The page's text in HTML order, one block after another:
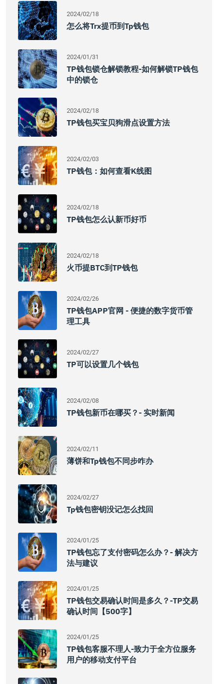
2024/02/18
怎么将trx提币到tp钱包
2024/01/31
TP钱包锁仓解锁教程-如何解锁TP钱包
中的锁仓
2024/02/18
TP钱包买宝贝狗滑点设置方法
2024/02/03
TP钱包：如何查看K线图
2024/02/18
TP钱包怎么认新币好币
2024/02/18
火币提BTC到TP钱包
2024/02/26
TP钱包APP官网 - 便捷的数字货币管
理工具
2024/02/27
TP可以设置几个钱包
2024/02/08
TP钱包新币在哪买？- 实时新闻
2024/02/11
薄饼和tp钱包不同步咋办
2024/02/27
Tp钱包密钥没记怎么找回
2024/01/25
TP钱包忘了支付密码怎么办？- 解决方
法与建议
2024/01/25
TP钱包交易确认时间是多久？-TP交易
确认时间【500字】
2024/01/25
TP钱包客服不理人-致力于全方位服务
用户的移动支付平台